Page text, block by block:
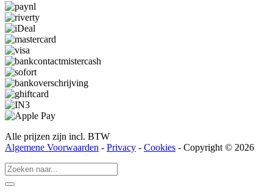
Alle prijzen zijn incl. BTW
Algemene Voorwaarden - Privacy - Cookies - Copyright © 2026